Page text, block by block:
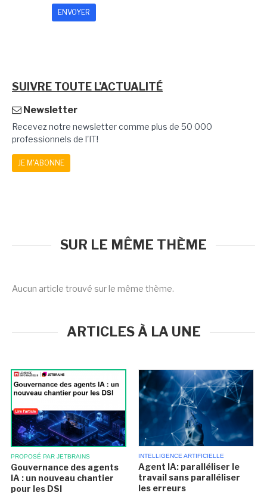
SUIVRE TOUTE L'ACTUALITÉ
Newsletter
Recevez notre newsletter comme plus de 50 000
professionnels de l'IT!
JE M'ABONNE
SUR LE MÊME THÈME
Aucun article trouvé sur le même thème.
ARTICLES À LA UNE
PROPOSÉ PAR JETBRAINS
Gouvernance des agents
IA : un nouveau chantier
pour les DSI
INTELLIGENCE ARTIFICIELLE
Agent IA: paralléliser le
travail sans paralléliser
les erreurs